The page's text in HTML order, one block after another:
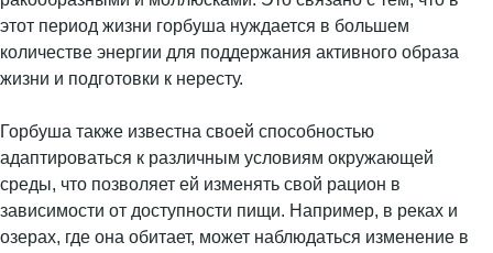
этот период жизни горбуша нуждается в большем
количестве энергии для поддержания активного образа
жизни и подготовки к нересту.
Горбуша также известна своей способностью
адаптироваться к различным условиям окружающей
среды, что позволяет ей изменять свой рацион в
зависимости от доступности пищи. Например, в реках и
озерах, где она обитает, может наблюдаться изменение в